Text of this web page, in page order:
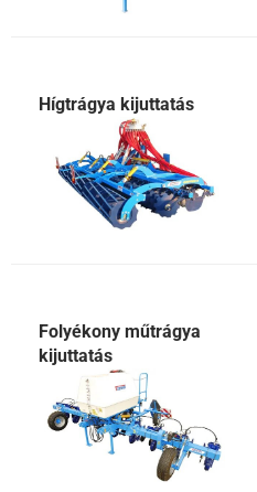
Hígtrágya kijuttatás
Folyékony műtrágya
kijuttatás